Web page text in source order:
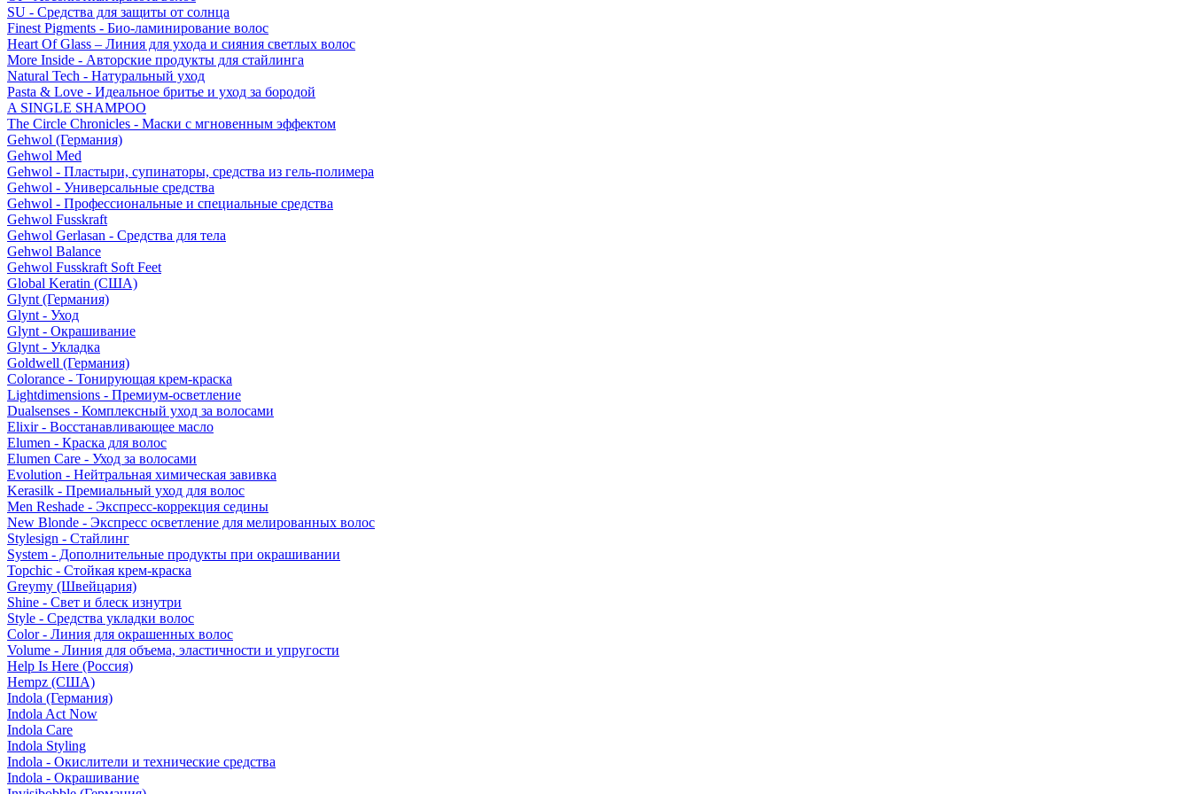
SU - Средства для защиты от солнца
Finest Pigments - Био-ламинирование волос
Heart Of Glass – Линия для ухода и сияния светлых волос
More Inside - Авторские продукты для стайлинга
Natural Tech - Натуральный уход
Pasta & Love - Идеальное бритье и уход за бородой
A SINGLE SHAMPOO
The Circle Chronicles - Маски с мгновенным эффектом
Gehwol (Германия)
Gehwol Med
Gehwol - Пластыри, супинаторы, средства из гель-полимера
Gehwol - Универсальные средства
Gehwol - Профессиональные и специальные средства
Gehwol Fusskraft
Gehwol Gerlasan - Средства для тела
Gehwol Balance
Gehwol Fusskraft Soft Feet
Global Keratin (США)
Glynt (Германия)
Glynt - Уход
Glynt - Окрашивание
Glynt - Укладка
Goldwell (Германия)
Colorance - Тонирующая крем-краска
Lightdimensions - Премиум-осветление
Dualsenses - Комплексный уход за волосами
Elixir - Восстанавливающее масло
Elumen - Краска для волос
Elumen Care - Уход за волосами
Evolution - Нейтральная химическая завивка
Kerasilk - Премиальный уход для волос
Men Reshade - Экспресс-коррекция седины
New Blonde - Экспресс осветление для мелированных волос
Stylesign - Стайлинг
System - Дополнительные продукты при окрашивании
Topchic - Стойкая крем-краска
Greymy (Швейцария)
Shine - Свет и блеск изнутри
Style - Средства укладки волос
Color - Линия для окрашенных волос
Volume - Линия для объема, эластичности и упругости
Help Is Here (Россия)
Hempz (США)
Indola (Германия)
Indola Act Now
Indola Care
Indola Styling
Indola - Окислители и технические средства
Indola - Окрашивание